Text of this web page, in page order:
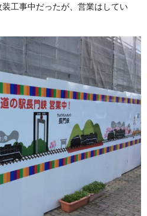
工事中だったが、営業はしてい